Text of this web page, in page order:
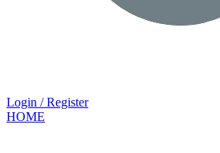
Login / Register
HOME